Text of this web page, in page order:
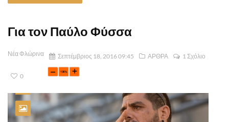
Για τον Παύλο Φύσσα
Νέα Φλώρινα Σεπτέμβριος 18, 2016 09:45 ΑΡΘΡΑ 1 Σχόλιο
0